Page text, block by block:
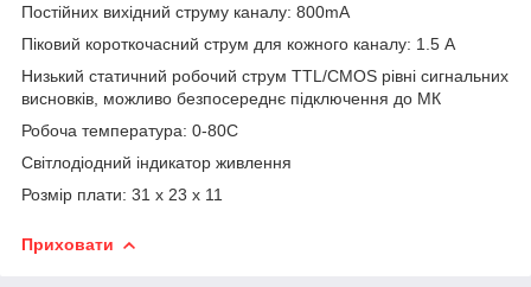
Постійних вихідний струму каналу: 800mA
Піковий короткочасний струм для кожного каналу: 1.5 А
Низький статичний робочий струм TTL/CMOS рівні сигнальних
висновків, можливо безпосереднє підключення до МК
Робоча температура: 0-80C
Світлодіодний індикатор живлення
Розмір плати: 31 х 23 х 11
Приховати